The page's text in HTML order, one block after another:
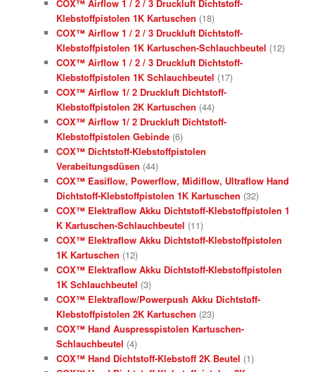
COX™ Airflow 1 / 2 / 3 Druckluft Dichtstoff-
Klebstoffpistolen 1K Kartuschen (18)
COX™ Airflow 1 / 2 / 3 Druckluft Dichtstoff-
Klebstoffpistolen 1K Kartuschen-Schlauchbeutel (12)
COX™ Airflow 1 / 2 / 3 Druckluft Dichtstoff-
Klebstoffpistolen 1K Schlauchbeutel (17)
COX™ Airflow 1/ 2 Druckluft Dichtstoff-
Klebstoffpistolen 2K Kartuschen (44)
COX™ Airflow 1/ 2 Druckluft Dichtstoff-
Klebstoffpistolen Gebinde (6)
COX™ Dichtstoff-Klebstoffpistolen
Verabeitungsdüsen (44)
COX™ Easiflow, Powerflow, Midiflow, Ultraflow Hand
Dichtstoff-Klebstoffpistolen 1K Kartuschen (32)
COX™ Elektraflow Akku Dichtstoff-Klebstoffpistolen 1
K Kartuschen-Schlauchbeutel (11)
COX™ Elektraflow Akku Dichtstoff-Klebstoffpistolen
1K Kartuschen (12)
COX™ Elektraflow Akku Dichtstoff-Klebstoffpistolen
1K Schlauchbeutel (3)
COX™ Elektraflow/Powerpush Akku Dichtstoff-
Klebstoffpistolen 2K Kartuschen (23)
COX™ Hand Auspresspistolen Kartuschen-
Schlauchbeutel (4)
COX™ Hand Dichtstoff-Klebstoff 2K Beutel (1)